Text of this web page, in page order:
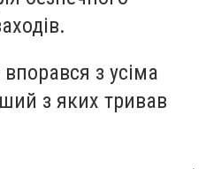
з усіма
з яких тривав